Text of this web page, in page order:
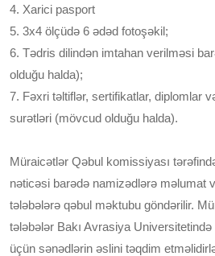
4. Xarici pasport
5. 3x4 ölçüdə 6 ədəd fotoşəkil;
6. Tədris dilindən imtahan verilməsi
olduğu halda);
7. Fəxri təltiflər, sertifikatlar, diplomlar
surətləri (mövcud olduğu halda).
Müraicətlər Qəbul komissiyası
nəticəsi barədə namizədlərə məlumat
tələbələrə qəbul məktubu göndərilir.
tələbələr Bakı Avrasiya
üçün sənədlərin əslini təqdim